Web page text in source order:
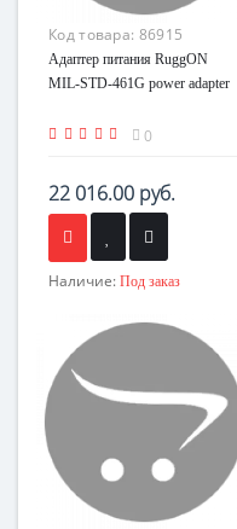
Код товара: 86915
Адаптер питания RuggON
MIL-STD-461G power adapter
0
22 016.00 руб.
Наличие: Под заказ